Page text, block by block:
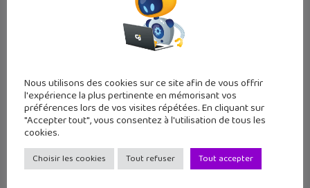
À fleur de moi (tome 1), une BD pour
faire face à...
Nous utilisons des cookies sur ce site afin de vous offrir
l'expérience la plus pertinente en mémorisant vos
préférences lors de vos visites répétées. En cliquant sur
"Accepter tout", vous consentez à l'utilisation de tous les
cookies.
Choisir les cookies Tout refuser Tout accepter